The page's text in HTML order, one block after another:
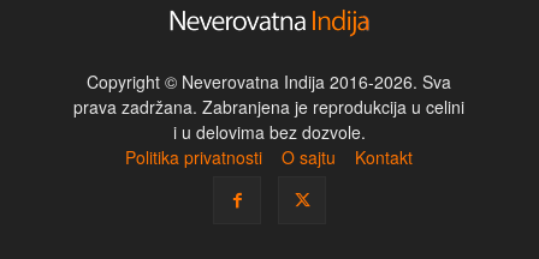
Copyright © Neverovatna Indija 2016-2026. Sva
prava zadržana. Zabranjena je reprodukcija u celini
i u delovima bez dozvole.
Politika privatnosti
O sajtu Kontakt